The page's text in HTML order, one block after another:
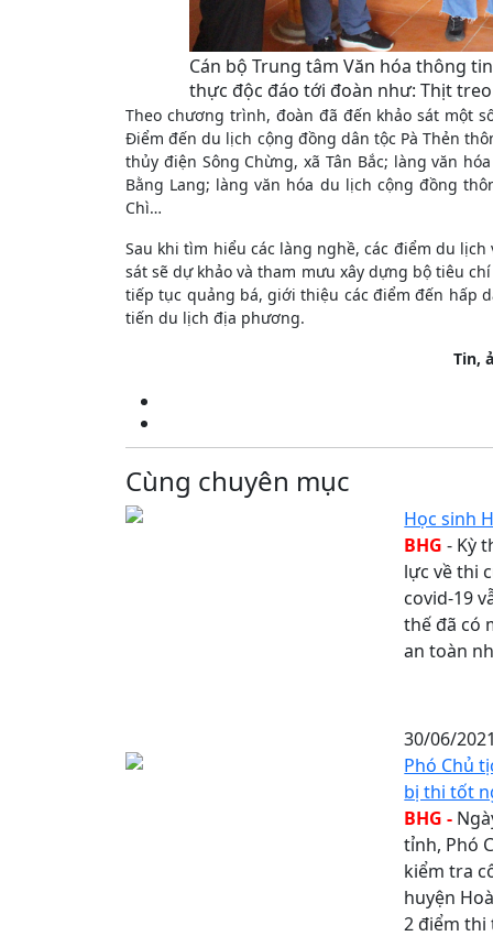
Cán bộ Trung tâm Văn hóa thông
thực độc đáo tới đoàn như: Thịt
Theo chương trình, đoàn đã đến khảo sát một
Điểm đến du lịch cộng đồng dân tộc Pà Thẻn
thủy điện Sông Chừng, xã Tân Bắc; làng văn
Bằng Lang; làng văn hóa du lịch cộng đồng
Chì…
Sau khi tìm hiểu các làng nghề, các điểm du
sát sẽ dự khảo và tham mưu xây dựng bộ tiêu
tiếp tục quảng bá, giới thiệu các điểm đến hấp
tiến du lịch địa phương.
Tin,
Cùng chuyên mục
Học sinh
BHG - Kỳ
lực về thi
covid-19
thế đã có
an toàn
30/06/2021
Phó Chủ
bị thi tốt
BHG -
tỉnh, Phó
kiểm tra
huyện
2 điểm thi